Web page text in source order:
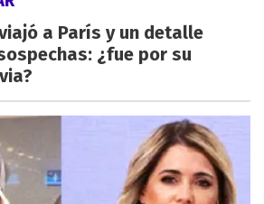
a París y un detalle
¿fue por su